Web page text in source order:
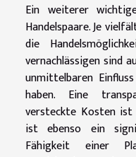
Ein weiterer
Handelspaare. Je
die
vernachlässigen sind
unmittelbaren
haben. Eine
versteckte Kosten
ist ebenso ein
Fähigkeit einer